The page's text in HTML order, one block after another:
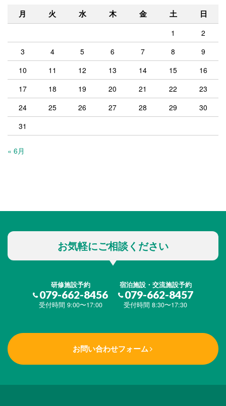
月 火 水 木 金 土 日
1
2
3
4 5 6 7 8
9
10
11 12 13 14 15
16
17
18 19 20 21 22
23
24
25 26 27 28 29
30
31
« 6月
お気軽にご相談ください
研修施設予約
079-662-8456
受付時間 9:00〜17:00
宿泊施設・交流施設予約
079-662-8457
受付時間 8:30〜17:30
お問い合わせフォーム